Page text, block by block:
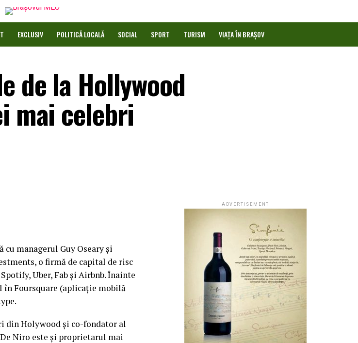
EXCLUSIV POLITICĂ LOCALĂ SOCIAL SPORT TURISM VIAȚA ÎN BRAȘOV
de la Hollywood
mai celebri
cu managerul Guy Oseary şi
o firmă de capital de risc
Uber, Fab şi Airbnb. Înainte
în Foursquare (aplicaţie mobilă
din Holywood şi co-fondator al
Niro este şi proprietarul mai
ADVERTISEMENT